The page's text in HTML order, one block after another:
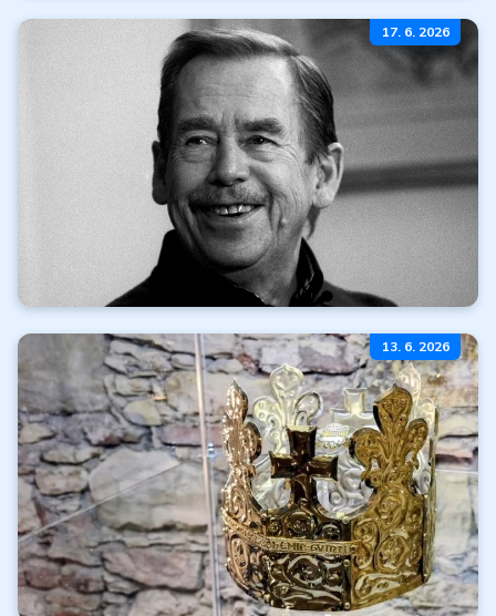
Omeškanie realizácie
emisného plánu ČNB
Všetky články
17. 6. 2026
Mierime na karlovarský
filmový festival
Čítať ďalej
Všetky články
13. 6. 2026